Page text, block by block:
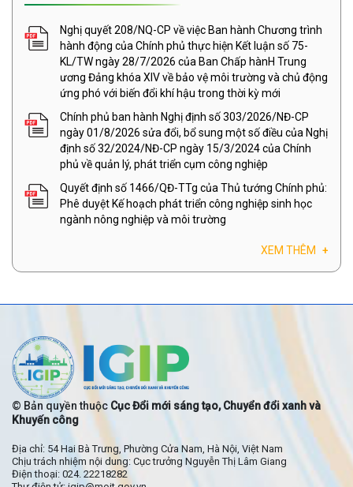
Nghị quyết 208/NQ-CP về việc Ban hành Chương trình
hành động của Chính phủ thực hiện Kết luận số 75-
KL/TW ngày 28/7/2026 của Ban Chấp hànH Trung
ương Đảng khóa XIV về bảo vệ môi trường và chủ động
ứng phó với biến đổi khí hậu trong thời kỳ mới
Chính phủ ban hành Nghị định số 303/2026/NĐ-CP
ngày 01/8/2026 sửa đổi, bổ sung một số điều của Nghị
định số 32/2024/NĐ-CP ngày 15/3/2024 của Chính
phủ về quản lý, phát triển cụm công nghiệp
Quyết định số 1466/QĐ-TTg của Thủ tướng Chính phủ:
Phê duyệt Kế hoạch phát triển công nghiệp sinh học
ngành nông nghiệp và môi trường
XEM THÊM +
© Bản quyền thuộc Cục Đổi mới sáng tạo, Chuyển đổi xanh và
Khuyến công
Địa chỉ: 54 Hai Bà Trưng, Phường Cửa Nam, Hà Nội, Việt Nam
Chịu trách nhiệm nội dung: Cục trưởng Nguyễn Thị Lâm Giang
Điện thoại: 024. 22218282